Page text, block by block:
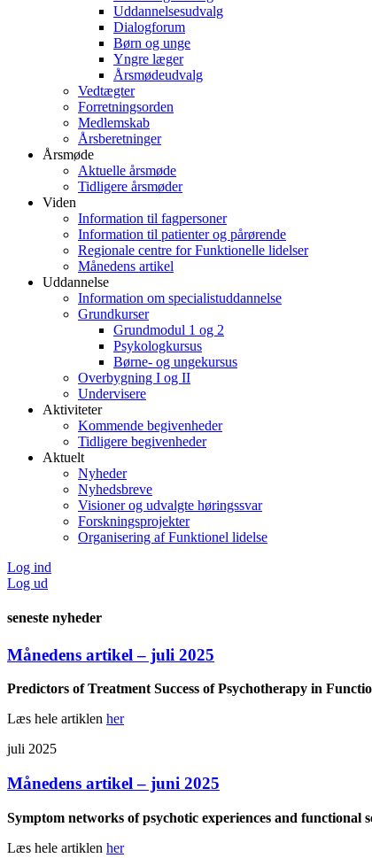
Uddannelsesudvalg
Dialogforum
Børn og unge
Yngre læger
Årsmødeudvalg
Vedtægter
Forretningsorden
Medlemskab
Årsberetninger
Årsmøde
Aktuelle årsmøde
Tidligere årsmøder
Viden
Information til fagpersoner
Information til patienter og pårørende
Regionale centre for Funktionelle lidelser
Månedens artikel
Uddannelse
Information om specialistuddannelse
Grundkurser
Grundmodul 1 og 2
Psykologkursus
Børne- og ungekursus
Overbygning I og II
Undervisere
Aktiviteter
Kommende begivenheder
Tidligere begivenheder
Aktuelt
Nyheder
Nyhedsbreve
Visioner og udvalgte høringssvar
Forskningsprojekter
Organisering af Funktionel lidelse
Log ind
Log ud
seneste nyheder
Månedens artikel – juli 2025
Predictors of Treatment Success of Psychotherapy in
Læs hele artiklen her
juli 2025
Månedens artikel – juni 2025
Symptom networks of psychotic experiences and functional
Læs hele artiklen her